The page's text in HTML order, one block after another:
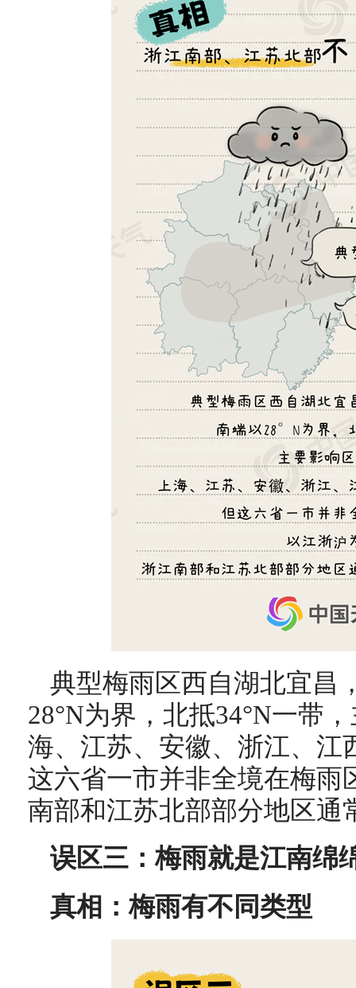
典型梅雨区西自湖北宜昌
28°N为界，北抵34°N一带
海、江苏、安徽、浙江、江
这六省一市并非全境在梅雨
南部和江苏北部部分地区通
误区三：梅雨就是江南绵
真相：梅雨有不同类型